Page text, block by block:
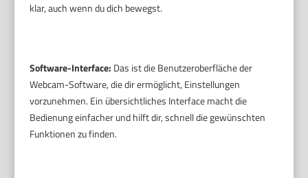
klar, auch wenn du dich bewegst.
Software-Interface: Das ist die Benutzeroberfläche der
Webcam-Software, die dir ermöglicht, Einstellungen
vorzunehmen. Ein übersichtliches Interface macht die
Bedienung einfacher und hilft dir, schnell die gewünschten
Funktionen zu finden.